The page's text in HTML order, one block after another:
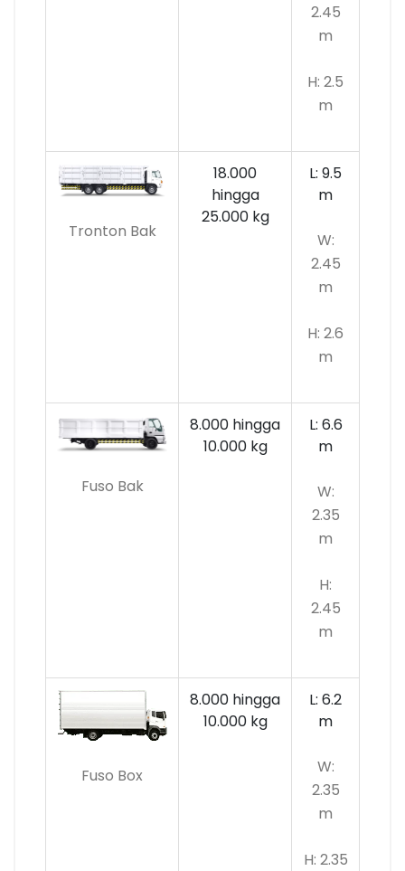
2.45
m
H: 2.5
m
Tronton Bak
18.000
hingga
25.000 kg
L: 9.5
m
W:
2.45
m
H: 2.6
m
Fuso Bak
8.000 hingga
10.000kg
L: 6.6
m
W:
2.35
m
H:
2.45
m
Fuso Box
8.000 hingga
10.000 kg
L: 6.2
m
W:
2.35
m
H: 2.35